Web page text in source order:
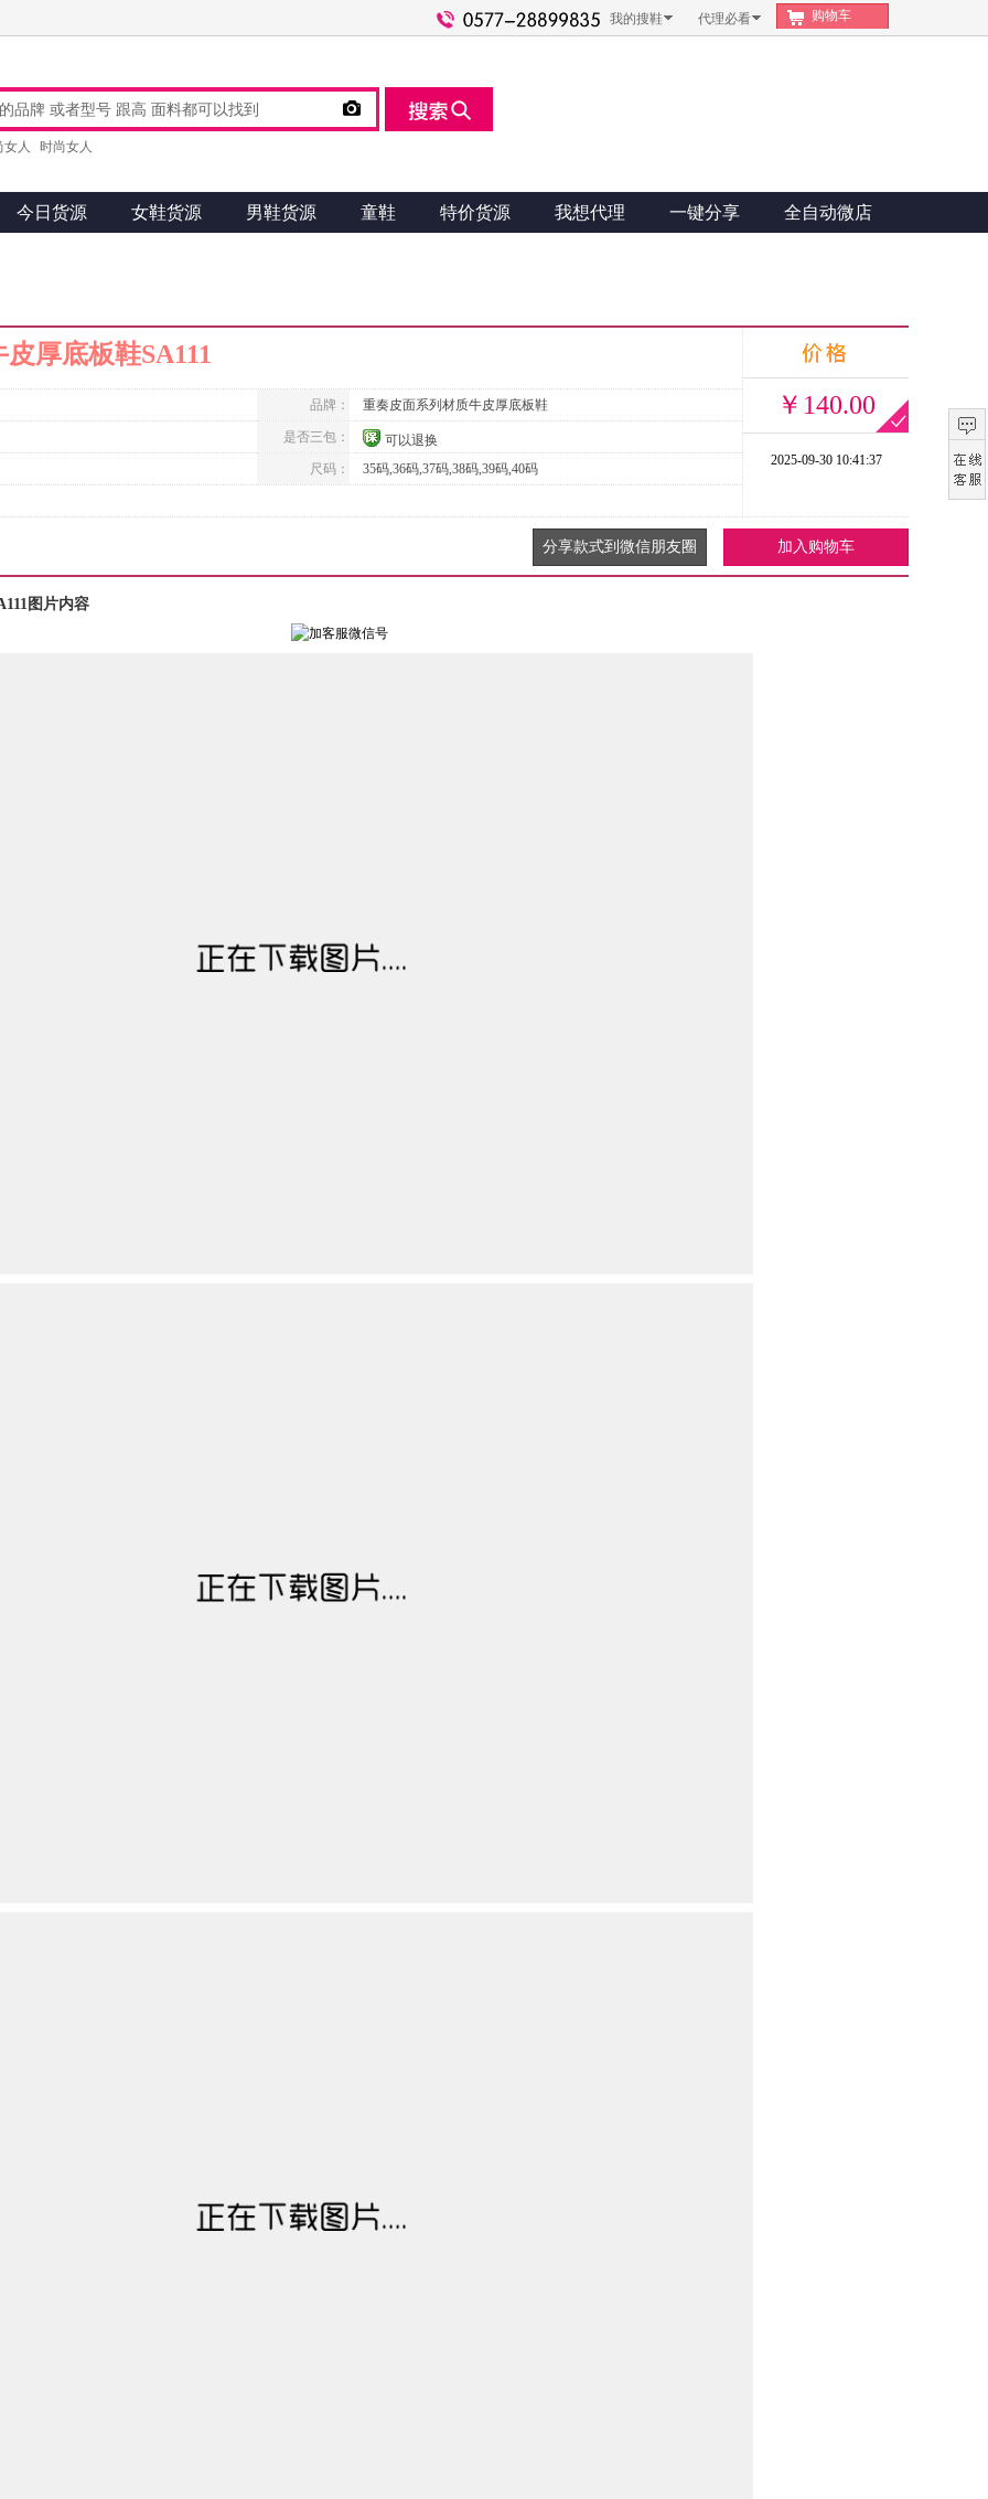
我的搜鞋 代理必看 购物车

女人 时尚女人
今日货源 女鞋货源 男鞋货源 童鞋 特价货源 我想代理 一键分享 全自动微店
厚底板鞋SA111
￥140.00
2025-09-30 10:41:37
品牌： 重奏皮面系列材质牛皮厚底板鞋
是否三包：
可以退换
尺码： 35码,36码,37码,38码,39码,40码
加入购物车
分享款式到微信朋友圈
图片内容